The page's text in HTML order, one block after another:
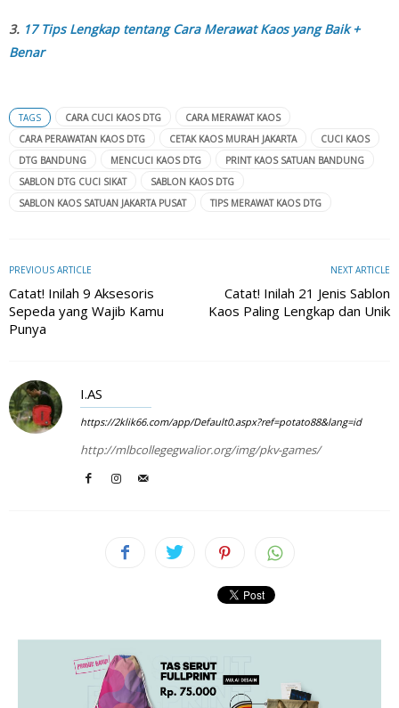
3. 17 Tips Lengkap tentang Cara Merawat Kaos yang Baik +
Benar
TAGS CARA CUCI KAOS DTG
CARA MERAWAT KAOS
CARA PERAWATAN KAOS DTG
CETAK KAOS MURAH JAKARTA
CUCI KAOS
DTG BANDUNG
MENCUCI KAOS DTG
PRINT KAOS SATUAN BANDUNG
SABLON DTG CUCI SIKAT
SABLON KAOS DTG
SABLON KAOS SATUAN JAKARTA PUSAT
TIPS MERAWAT KAOS DTG
PREVIOUS ARTICLE
Catat! Inilah 9 Aksesoris
Sepeda yang Wajib Kamu
Punya
NEXT ARTICLE
Catat! Inilah 21 Jenis Sablon
Kaos Paling Lengkap dan Unik
I.AS
https://2klik66.com/app/Default0.aspx?ref=potato88&lang=id
http://mlbcollegegwalior.org/img/pkv-games/